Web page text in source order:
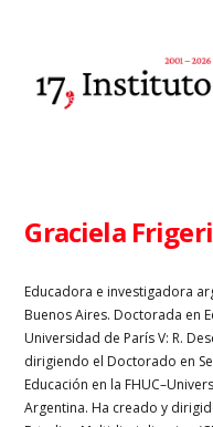
Graciela
Educadora e investigadora
Buenos Aires. Doctorada en
Universidad de París V: R.
dirigiendo el Doctorado en
Educación en la
Argentina. Ha creado y